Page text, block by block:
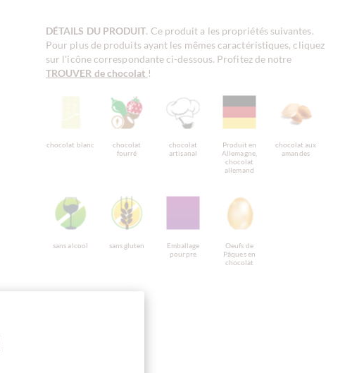
DÉTAILS DU PRODUIT. Ce produit a les propriétés suivantes.
Pour plus de produits ayant les mêmes caractéristiques, cliquez
sur l'icône correspondante ci-dessous. Profitez de notre
TROUVER de chocolat !
chocolat blanc
chocolat
fourré
chocolat
artisanal
Produit en
Allemagne,
chocolat
allemand
chocolat aux
amandes
sans alcool sans gluten
Emballage
pourpre
Oeufs de
Pâques en
chocolat